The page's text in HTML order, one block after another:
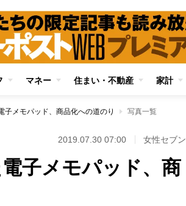
マネー 住まい・不動産 家計
子メモパッド、商品化への道のり 写真一覧
2019.07.30 07:00 女性セブン
子メモパッド、商